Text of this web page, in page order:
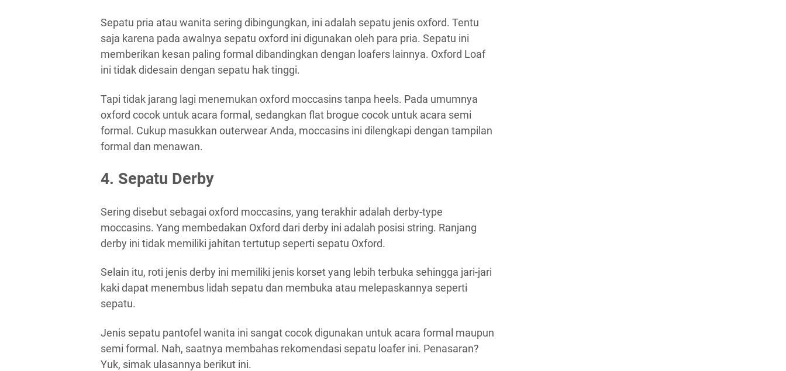
Sepatu pria atau wanita sering dibingungkan, ini adalah sepatu jenis oxford. Tentu
saja karena pada awalnya sepatu oxford ini digunakan oleh para pria. Sepatu ini
memberikan kesan paling formal dibandingkan dengan loafers lainnya. Oxford Loaf
ini tidak didesain dengan sepatu hak tinggi.
Tapi tidak jarang lagi menemukan oxford moccasins tanpa heels. Pada umumnya
oxford cocok untuk acara formal, sedangkan flat brogue cocok untuk acara semi
formal. Cukup masukkan outerwear Anda, moccasins ini dilengkapi dengan tampilan
formal dan menawan.
4. Sepatu Derby
Sering disebut sebagai oxford moccasins, yang terakhir adalah derby-type
moccasins. Yang membedakan Oxford dari derby ini adalah posisi string. Ranjang
derby ini tidak memiliki jahitan tertutup seperti sepatu Oxford.
Selain itu, roti jenis derby ini memiliki jenis korset yang lebih terbuka sehingga jari-jari
kaki dapat menembus lidah sepatu dan membuka atau melepaskannya seperti
sepatu.
Jenis sepatu pantofel wanita ini sangat cocok digunakan untuk acara formal maupun
semi formal. Nah, saatnya membahas rekomendasi sepatu loafer ini. Penasaran?
Yuk, simak ulasannya berikut ini.